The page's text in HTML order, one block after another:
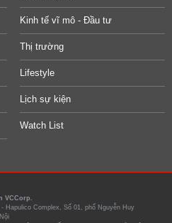
Kinh tế vĩ mô - Đầu tư
Thị trường
Lifestyle
Lịch sự kiện
Watch List
VCCorp.
Hapulico Complex, Số 01, phố Nguyễn Huy